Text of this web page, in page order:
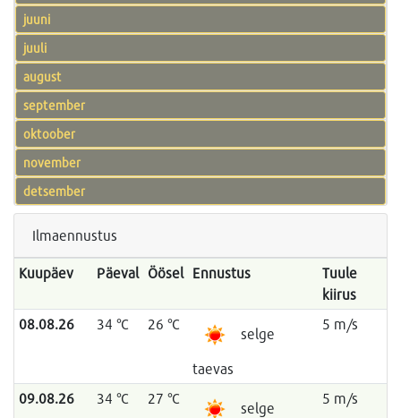
juuni
juuli
august
september
oktoober
november
detsember
Ilmaennustus
Kuupäev Päeval Öösel Ennustus
Tuule
kiirus
08.08.26
34 °C 26 °C
selge
taevas
5 m/s
09.08.26 34 °C 27 °C
selge
5 m/s